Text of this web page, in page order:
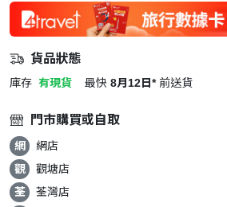
貨品狀態
庫存 有現貨 最快 8月12日* 前送貨
門市購買或自取
網 網店
觀
觀塘店
荃
荃灣店